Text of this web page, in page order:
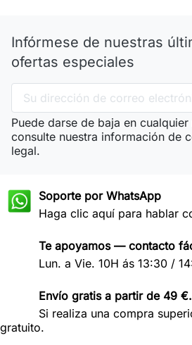
Infórmese de nuestras
ofertas especiales
Puede darse de baja en
consulte nuestra información de
legal.
Soporte por WhatsApp
Haga clic aquí para hablar
Te apoyamos — contacto
Lun. a Vie. 10H ás 13:30 /
Envío gratis a partir de 49 €.
Si realiza una compra
gratuito.